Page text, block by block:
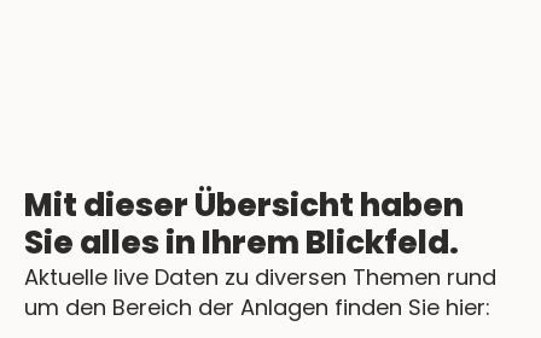
Mit dieser Übersicht haben
Sie alles in Ihrem Blickfeld.
Aktuelle live Daten zu diversen Themen rund
um den Bereich der Anlagen finden Sie hier: